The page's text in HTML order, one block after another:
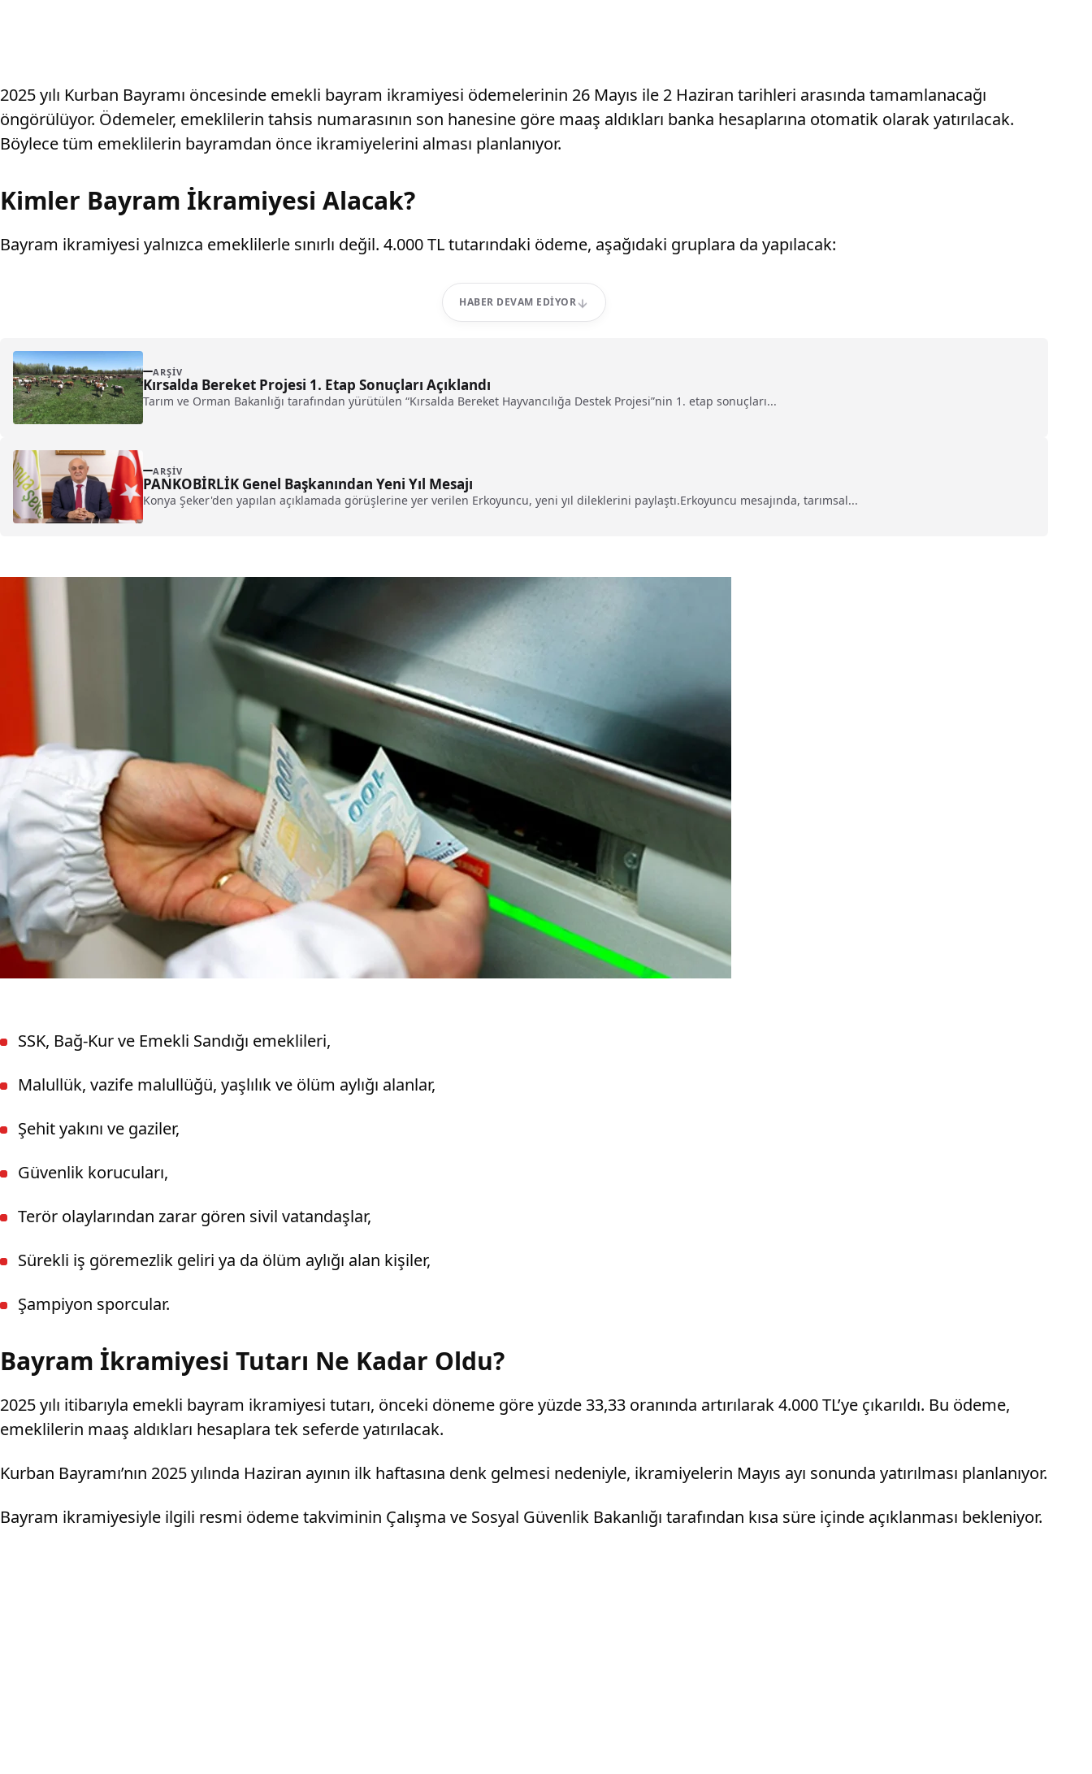
2025 yılı Kurban Bayramı öncesinde emekli bayram ikramiyesi ödemelerinin 26 Mayıs ile 2 Haziran tarihleri arasında tamamlanacağı
öngörülüyor. Ödemeler, emeklilerin tahsis numarasının son hanesine göre maaş aldıkları banka hesaplarına otomatik olarak yatırılacak.
Böylece tüm emeklilerin bayramdan önce ikramiyelerini alması planlanıyor.
Kimler Bayram İkramiyesi Alacak?
Bayram ikramiyesi yalnızca emeklilerle sınırlı değil. 4.000 TL tutarındaki ödeme, aşağıdaki gruplara da yapılacak:
HABER DEVAM EDIYOR
ARŞIV
Kırsalda Bereket Projesi 1. Etap Sonuçları Açıklandı
Tarım ve Orman Bakanlığı tarafından yürütülen “Kırsalda Bereket Hayvancılığa Destek Projesi”nin 1. etap sonuçları...
ARŞIV
PANKOBİRLİK Genel Başkanından Yeni Yıl Mesajı
Konya Şeker'den yapılan açıklamada görüşlerine yer verilen Erkoyuncu, yeni yıl dileklerini paylaştı.Erkoyuncu mesajında, tarımsal...
SSK, Bağ-Kur ve Emekli Sandığı emeklileri,
Malullük, vazife malullüğü, yaşlılık ve ölüm aylığı alanlar,
Şehit yakını ve gaziler,
Güvenlik korucuları,
Terör olaylarından zarar gören sivil vatandaşlar,
Sürekli iş göremezlik geliri ya da ölüm aylığı alan kişiler,
Şampiyon sporcular.
Bayram İkramiyesi Tutarı Ne Kadar Oldu?
2025 yılı itibarıyla emekli bayram ikramiyesi tutarı, önceki döneme göre yüzde 33,33 oranında artırılarak 4.000 TL’ye çıkarıldı. Bu ödeme,
emeklilerin maaş aldıkları hesaplara tek seferde yatırılacak.
Kurban Bayramı’nın 2025 yılında Haziran ayının ilk haftasına denk gelmesi nedeniyle, ikramiyelerin Mayıs ayı sonunda yatırılması planlanıyor.
Bayram ikramiyesiyle ilgili resmi ödeme takviminin Çalışma ve Sosyal Güvenlik Bakanlığı tarafından kısa süre içinde açıklanması bekleniyor.